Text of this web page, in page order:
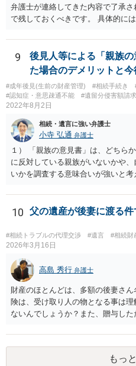
弁護士が連絡してきた内容で了承
で残しておくべきです。 具体的に
の預金を振り込めば終了など）を
もらう。 ②相談者様はその書面の
ない部分があれば、説明を求めた
関してお互いに債権債務がないこ
しょう。その記載があれば、相続
が納得できる内容になれば、お互
捺印する前に、相談者様も別の弁護
もいいと思います。 ⑵振込先が弁
護士の預り口座を振込先とするの
います。
9
後見人等による「親族
た場合のデメリットと
#成年後見(生前の財産管理) #相続手続き
#認知症・意思疎通不能
#遺留分侵害額請
2022年8月2日
相続・遺言に強い弁護士
小寺 弘通 弁護士
１） 「親族の意見書」は、どちら
に反対している親族がいないかや
いかを調査する意味合いが強いと
す。 ２） 場合によっては、介護や
後見人から相談があることも考え
くなりになった場合、相続人とな
相続放棄されれば問題ありません
もしれませんが、 関わりを持ちた
見書にその旨を記載して提出して
としても、関わりを拒否している親
は低いと考えられます。 以上、ご
10 父の遺産が後妻に渡る
#相続トラブルの代理交渉 #遺言 #相続財
2026年3月16日
高島 秀行 弁護士
財産のほとんどは、多額の後妻さ
険は、受け取り人の物となる事は
ないんでしょうか？また、贈与し
うか？ 保険は原則として受取人
の割合が高い場合、掛け金が一括
の額の場合などは特別受益として
もっ